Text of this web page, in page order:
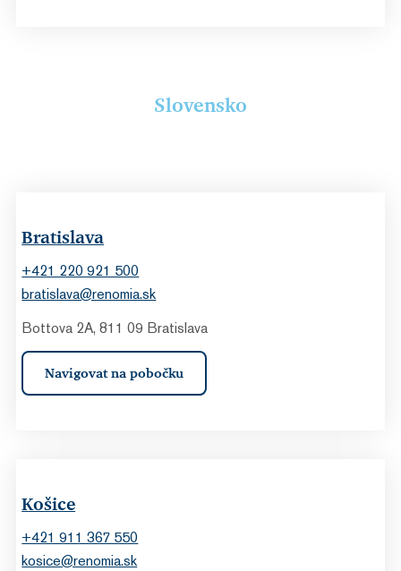
Slovensko
Bratislava
+421 220 921 500
bratislava@renomia.sk
Bottova 2A, 811 09 Bratislava
Navigovat na pobočku
Košice
+421 911 367 550
kosice@renomia.sk